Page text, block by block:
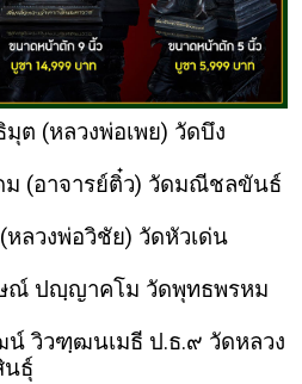
ต (หลวงพ่อเพย) วัดบึง
(อาจารย์ติ๋ว) วัดมณีชลขันธ์
ลวงพ่อวิชัย) วัดหัวเด่น
ษณ์ ปญฺญาคโม วัดพุทธพรหม
น์ วิวฑฺฒนเมธี ป.ธ.๙ วัดหลวง
นธุ์